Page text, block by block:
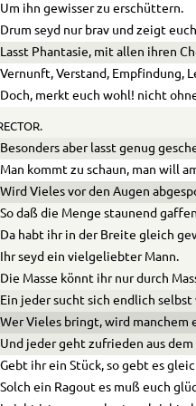
Um ihn gewisser zu erschüttern.
Drum seyd nur brav und zeigt
Lasst Phantasie, mit allen ihren
Vernunft, Verstand, Empfindung,
Doch, merkt euch wohl! nicht
Besonders aber lasst genug
Man kommt zu schaun, man will
Wird Vieles vor den Augen
So daß die Menge staunend
Da habt ihr in der Breite gleich
Ihr seyd ein vielgeliebter Mann.
Die Masse könnt ihr nur durch
Ein jeder sucht sich endlich selbst
Wer Vieles bringt, wird manchem
Und jeder geht zufrieden aus dem
Gebt ihr ein Stück, so gebt es
Solch ein Ragout es muß euch